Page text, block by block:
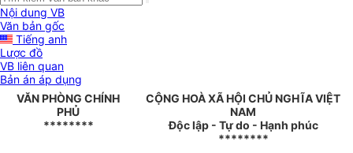
Nội dung VB
Văn bản gốc
Tiếng anh
Lược đồ
VB liên quan
Bản án áp dụng
VĂN PHÒNG CHÍNH
PHỦ
********
CỘNG HOÀ XÃ HỘI CHỦ NGHĨA VIỆT
NAM
Độc lập - Tự do - Hạnh phúc
********